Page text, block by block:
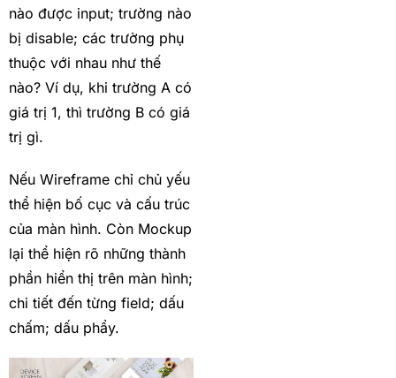
nào được input; trường nào
bị disable; các trường phụ
thuộc với nhau như thế
nào? Ví dụ, khi trường A có
giá trị 1, thì trường B có giá
trị gì.
Nếu Wireframe chỉ chủ yếu
thể hiện bố cục và cấu trúc
của màn hình. Còn Mockup
lại thể hiện rõ những thành
phần hiển thị trên màn hình;
chi tiết đến từng field; dấu
chấm; dấu phẩy.